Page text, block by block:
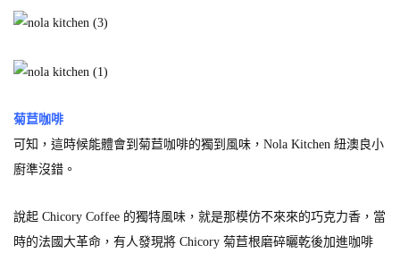
菊苣咖啡
可知，這時候能體會到菊苣咖啡的獨到風味，Nola Kitchen 紐澳良小
廚準沒錯。
說起 Chicory Coffee 的獨特風味，就是那模仿不來來的巧克力香，當
時的法國大革命，有人發現將 Chicory 菊苣根磨碎曬乾後加進咖啡